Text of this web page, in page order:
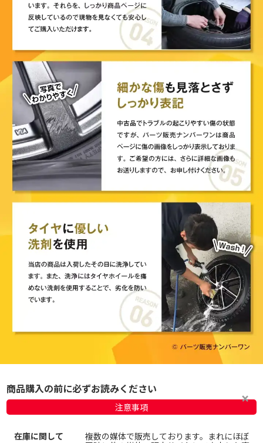
商品購入の前に必ずお読みください
注意事項
在庫に関して
複数の媒体で販売しております。まれにほぼ